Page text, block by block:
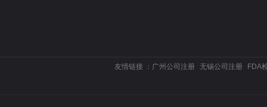
友情链接 ： 广州公司注册 无锡公司注册 FDA